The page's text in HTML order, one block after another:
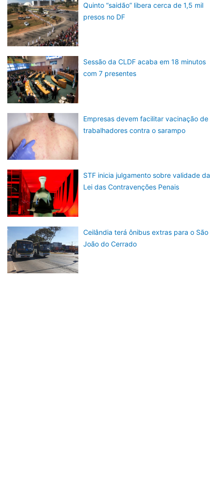
Quinto “saidão” libera cerca de 1,5 mil
presos no DF
Sessão da CLDF acaba em 18 minutos
com 7 presentes
Empresas devem facilitar vacinação de
trabalhadores contra o sarampo
STF inicia julgamento sobre validade da
Lei das Contravenções Penais
Ceilândia terá ônibus extras para o São
João do Cerrado